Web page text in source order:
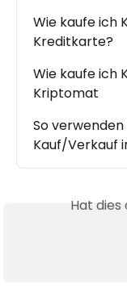
Wie kaufe ich
Kreditkarte?
Wie kaufe ich
Kriptomat
So
Kauf/Verkauf
Hat